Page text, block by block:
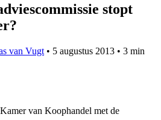
stopt
van Vugt • 5 augustus 2013 • 3 min
van Koophandel met de